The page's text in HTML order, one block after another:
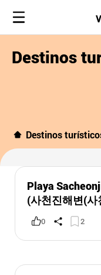
Destinos
Destinos
Playa
(사천진해변(
0 2